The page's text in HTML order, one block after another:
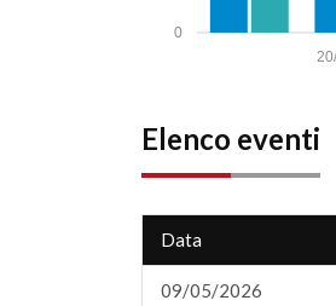
0
Elenco eventi
Data
09/05/2026